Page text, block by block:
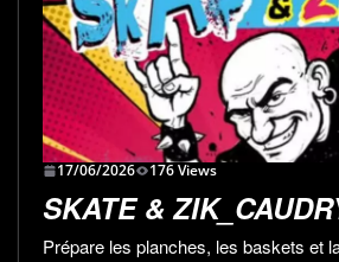
17/06/2026 176 Views
SKATE &
Prépare les planches, les baskets et